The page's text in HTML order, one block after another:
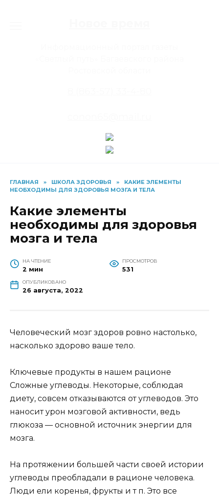
ГЛАВНАЯ » ШКОЛА ЗДОРОВЬЯ »
КАКИЕ ЭЛЕМЕНТЫ
НЕОБХОДИМЫ ДЛЯ ЗДОРОВЬЯ МОЗГА И ТЕЛА
Какие элементы
необходимы для здоровья
мозга и тела
НА ЧТЕНИЕ
2 мин
ПРОСМОТРОВ
531
ОПУБЛИКОВАНО
26 августа, 2022
Человеческий мозг здоров ровно настолько,
насколько здорово ваше тело.
Ключевые продукты в нашем рационе
Сложные углеводы. Некоторые, соблюдая
диету, совсем отказываются от углеводов. Это
наносит урон мозговой активности, ведь
глюкоза — основной источник энергии для
мозга.
На протяжении большей части своей истории
углеводы преобладали в рационе человека.
Люди ели коренья, фрукты и т п. Это все